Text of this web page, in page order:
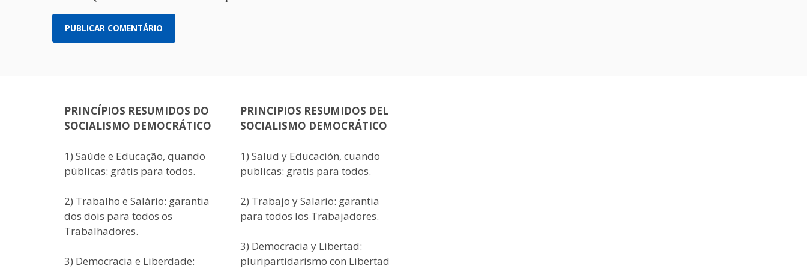
PRINCÍPIOS RESUMIDOS DO
SOCIALISMO DEMOCRÁTICO
1) Saúde e Educação, quando
públicas: grátis para todos.
2) Trabalho e Salário: garantia
dos dois para todos os
Trabalhadores.
3) Democracia e Liberdade:
PRINCIPIOS RESUMIDOS DEL
SOCIALISMO DEMOCRÁTICO
1) Salud y Educación, cuando
publicas: gratis para todos.
2) Trabajo y Salario: garantia
para todos los Trabajadores.
3) Democracia y Libertad:
pluripartidarismo con Libertad